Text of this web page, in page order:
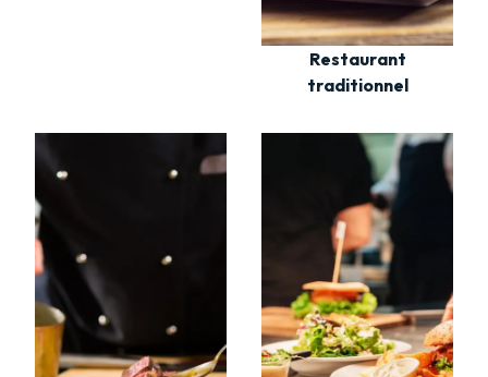
Restaurant
traditionnel